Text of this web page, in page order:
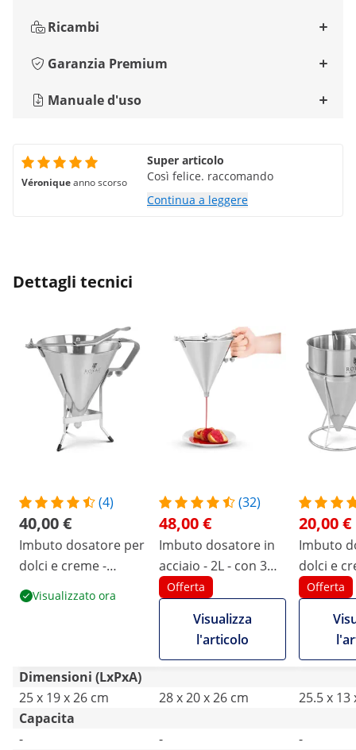
Ricambi
Garanzia Premium
Manuale d'uso
Véroniqueanno scorso
Super articolo
Così felice. raccomando
Continua a leggere
Dettagli tecnici
(4)
40,00 €
Imbuto dosatore per
dolci e creme -
Acciaio inox - Con
pistone - 1,8 L - 3
Visualizzato ora
(32)
48,00 €
Imbuto dosatore in
acciaio - 2L - con 3
punte dosatrici
Offerta
Visualizza
l'articolo
20,00 €
Imbuto
dolci e
Acciaio
pistone -
Offerta
Dimensioni (LxPxA)
25 x 19 x 26 cm
28 x 20 x 26 cm
25.5 x 13
Capacita
-
-
-